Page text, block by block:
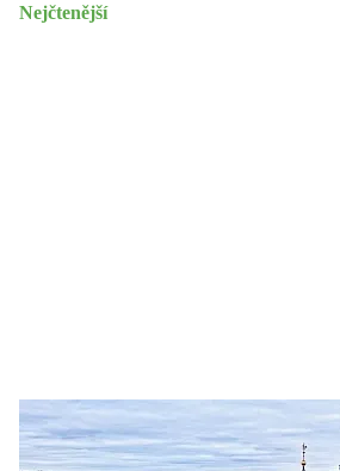
Nejčtenější
Zastanem se 03. 08.